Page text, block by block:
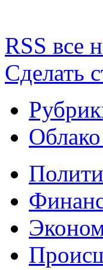
RSS все
Сделать
Облако